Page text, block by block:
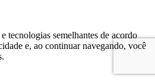
tecnologias semelhantes de acordo
e, ao continuar navegando, você